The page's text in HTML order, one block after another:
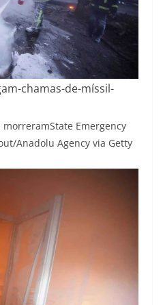
chamas-de-míssil-
morreramState Emergency
Anadolu Agency via Getty